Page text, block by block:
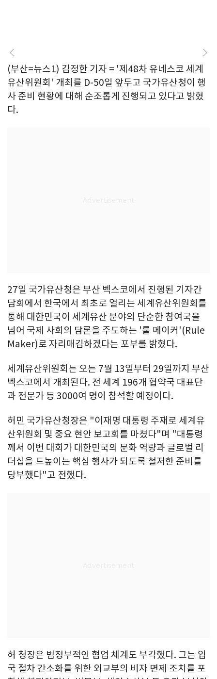
(부산=뉴스1) 김정한 기자 = '제48차 유네스코 세계
유산위원회' 개최를 D-50일 앞두고 국가유산청이 행
사 준비 현황에 대해 순조롭게 진행되고 있다고 밝혔
다.
27일 국가유산청은 부산 벡스코에서 진행된 기자간
담회에서 한국에서 최초로 열리는 세계유산위원회를
통해 대한민국이 세계유산 분야의 단순한 참여국을
넘어 국제 사회의 담론을 주도하는 '룰 메이커'(Rule
Maker)로 자리매김하겠다는 포부를 밝혔다.
세계유산위원회는 오는 7월 13일부터 29일까지 부산
벡스코에서 개최된다. 전 세계 196개 협약국 대표단
과 전문가 등 3000여 명이 참석할 예정이다.
허민 국가유산청장은 "이재명 대통령 주재로 세계유
산위원회 및 중요 현안 보고회를 마쳤다"며 "대통령
께서 이번 대회가 대한민국의 문화 역량과 글로벌 리
더십을 드높이는 핵심 행사가 되도록 철저한 준비를
당부했다"고 전했다.
허 청장은 범정부적인 협업 체계도 부각했다. 그는 입
국 절차 간소화를 위한 외교부의 비자 면제 조치를 포